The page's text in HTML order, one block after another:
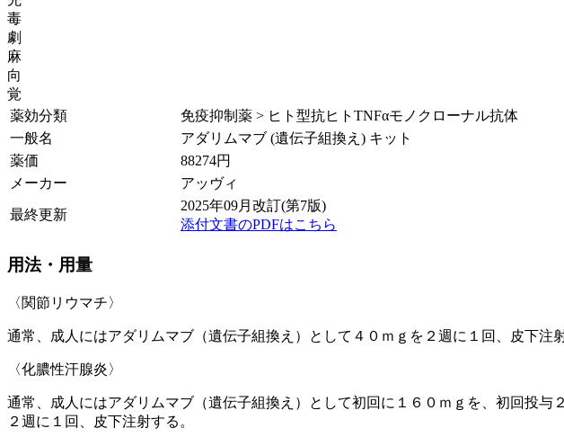
毒
劇
麻
向
覚
薬効分類
免疫抑制薬 > ヒト型抗ヒトTNFαモノクローナル抗体
一般名
アダリムマブ (遺伝子組換え) キット
薬価
88274円
メーカー
アッヴィ
最終更新
2025年09月改訂(第7版)
添付文書のPDFはこちら
用法・用量
〈関節リウマチ〉
通常、成人にはアダリムマブ（遺伝子組換え）として４０ｍｇを２週に１回、皮下注
〈化膿性汗腺炎〉
通常、成人にはアダリムマブ（遺伝子組換え）として初回に１６０ｍｇを、初回投
２週に１回、皮下注射する。